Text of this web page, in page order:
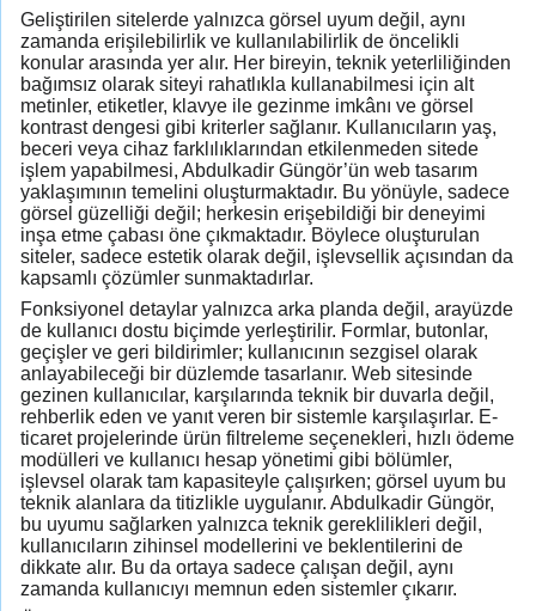
Geliştirilen sitelerde yalnızca görsel uyum değil, aynı
zamanda erişilebilirlik ve kullanılabilirlik de öncelikli
konular arasında yer alır. Her bireyin, teknik yeterliliğinden
bağımsız olarak siteyi rahatlıkla kullanabilmesi için alt
metinler, etiketler, klavye ile gezinme imkânı ve görsel
kontrast dengesi gibi kriterler sağlanır. Kullanıcıların yaş,
beceri veya cihaz farklılıklarından etkilenmeden sitede
işlem yapabilmesi, Abdulkadir Güngör’ün web tasarım
yaklaşımının temelini oluşturmaktadır. Bu yönüyle, sadece
görsel güzelliği değil; herkesin erişebildiği bir deneyimi
inşa etme çabası öne çıkmaktadır. Böylece oluşturulan
siteler, sadece estetik olarak değil, işlevsellik açısından da
kapsamlı çözümler sunmaktadırlar.
Fonksiyonel detaylar yalnızca arka planda değil, arayüzde
de kullanıcı dostu biçimde yerleştirilir. Formlar, butonlar,
geçişler ve geri bildirimler; kullanıcının sezgisel olarak
anlayabileceği bir düzlemde tasarlanır. Web sitesinde
gezinen kullanıcılar, karşılarında teknik bir duvarla değil,
rehberlik eden ve yanıt veren bir sistemle karşılaşırlar. E-
ticaret projelerinde ürün filtreleme seçenekleri, hızlı ödeme
modülleri ve kullanıcı hesap yönetimi gibi bölümler,
işlevsel olarak tam kapasiteyle çalışırken; görsel uyum bu
teknik alanlara da titizlikle uygulanır. Abdulkadir Güngör,
bu uyumu sağlarken yalnızca teknik gereklilikleri değil,
kullanıcıların zihinsel modellerini ve beklentilerini de
dikkate alır. Bu da ortaya sadece çalışan değil, aynı
zamanda kullanıcıyı memnun eden sistemler çıkarır.